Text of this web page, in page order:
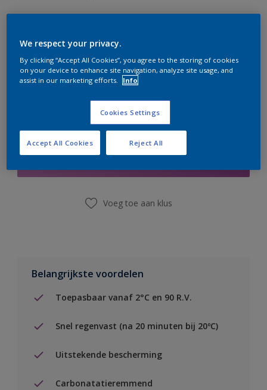
te bestellen. Houd de website in de gaten, we werken
Boodschappenlijst
Voeg toe aan klus
Belangrijkste voordelen
Toepasbaar vanaf 2°C en 90 R.V.
Snel regenvast (na 20 minuten bij 20ºC)
Uitstekende bescherming
Carbonatatieremmend
We respect your privacy.
By clicking “Accept All Cookies”, you agree to the storing of cookies
on your device to enhance site navigation, analyze site usage, and
assist in our marketing efforts.
Info
Cookies Settings
Reject All
Accept All Cookies